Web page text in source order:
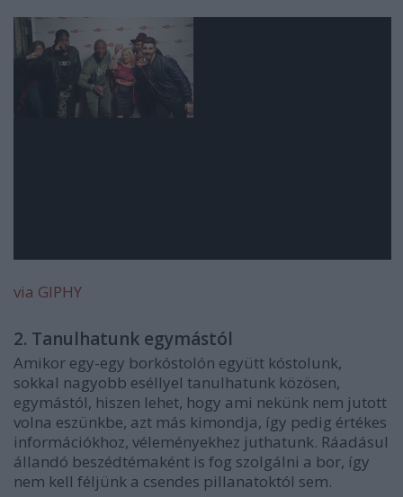
via GIPHY
2. Tanulhatunk egymástól
Amikor egy-egy borkóstolón együtt kóstolunk,
sokkal nagyobb eséllyel tanulhatunk közösen,
egymástól, hiszen lehet, hogy ami nekünk nem jutott
volna eszünkbe, azt más kimondja, így pedig értékes
információkhoz, véleményekhez juthatunk. Ráadásul
állandó beszédtémaként is fog szolgálni a bor, így
nem kell féljünk a csendes pillanatoktól sem.